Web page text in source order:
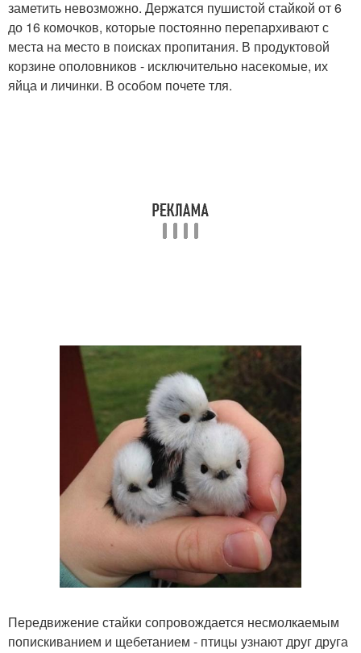
заметить невозможно. Держатся пушистой стайкой от 6
до 16 комочков, которые постоянно перепархивают с
места на место в поисках пропитания. В продуктовой
корзине ополовников - исключительно насекомые, их
яйца и личинки. В особом почете тля.
Передвижение стайки сопровождается несмолкаемым
попискиванием и щебетанием - птицы узнают друг друга